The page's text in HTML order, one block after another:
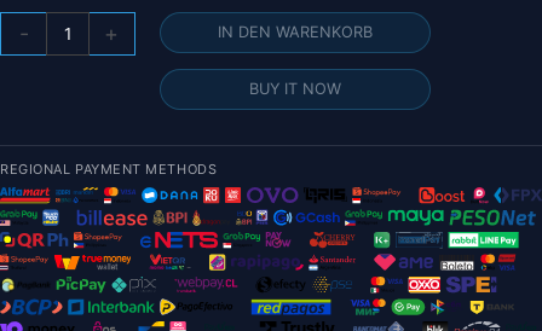
-
Teile
2
–
Gimbal-
Kameramotor,
seitliche/hintere
Abdeckkappen-
+ IN DEN WARENKORB
BUY IT NOW
REGIONAL PAYMENT METHODS